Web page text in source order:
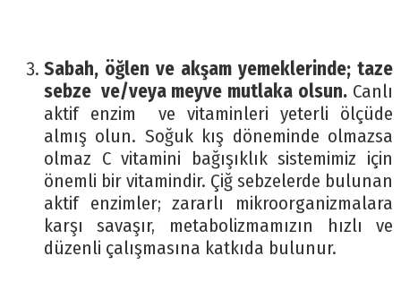
Sabah, öğlen ve akşam yemeklerinde; taze
sebze ve/veya meyve mutlaka olsun.Canlı
aktif enzim ve vitaminleri yeterli ölçüde
almış olun. Soğuk kış döneminde olmazsa
olmaz C vitamini bağışıklık sistemimiz için
önemli bir vitamindir. Çiğ sebzelerde bulunan
aktif enzimler; zararlı mikroorganizmalara
karşı savaşır, metabolizmamızın hızlı ve
düzenli çalışmasına katkıda bulunur.